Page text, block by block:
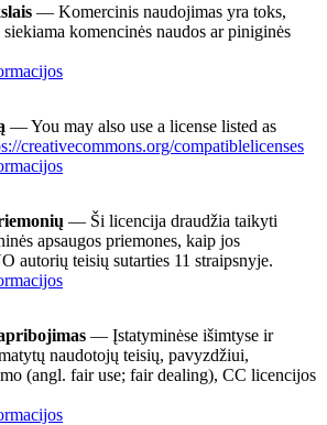
— Komercinis naudojimas yra toks,
komencinės naudos ar piniginės
— You may also use a license listed as
creativecommons.org/compatiblelicenses
— Ši licencija draudžia taikyti
apsaugos priemones, kaip jos
autorių teisių sutarties 11 straipsnyje.
— Įstatyminėse išimtyse ir
naudotojų teisių, pavyzdžiui,
(angl. fair use; fair dealing), CC licencijos